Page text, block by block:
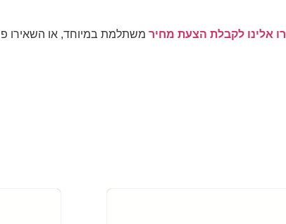
אלינו לקבלת הצעת מחיר משתלמת במיוחד, או השאירו